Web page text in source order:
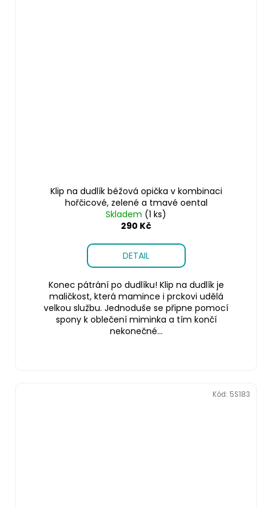
Klip na dudlík béžová opička v kombinaci
hořčicové, zelené a tmavé oental
Skladem (1 ks)
290 Kč
DETAIL
Konec pátrání po dudlíku! Klip na dudlík je
maličkost, která mamince i prckovi udělá
velkou službu. Jednoduše se připne pomocí
spony k oblečení miminka a tím končí
nekonečné...
Kód: 5S183